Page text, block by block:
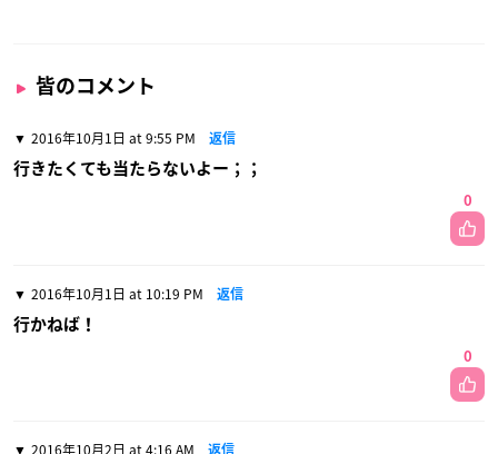
皆のコメント
2016年10月1日 at 9:55 PM 返信
行きたくても当たらないよー；；
0
2016年10月1日 at 10:19 PM 返信
行かねば！
0
2016年10月2日 at 4:16 AM 返信